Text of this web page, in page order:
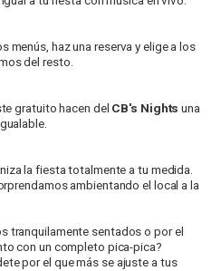
menús, haz una reserva y elige a los
del resto.
gratuito hacen del CB's Nights una
la fiesta totalmente a tu medida.
ambientando el local a la
tranquilamente sentados o por el
con un completo pica-pica?
por el que más se ajuste a tus